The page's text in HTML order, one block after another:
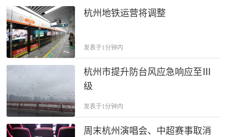
杭州地铁运营将调整
发表于1分钟内
杭州市提升防台风应急响应至Ⅲ
级
发表于1分钟内
周末杭州演唱会、中超赛事取消